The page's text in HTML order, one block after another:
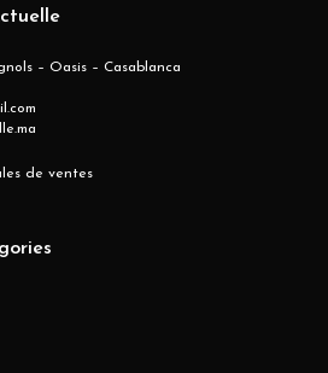
– Oasis – Casablanca
de ventes